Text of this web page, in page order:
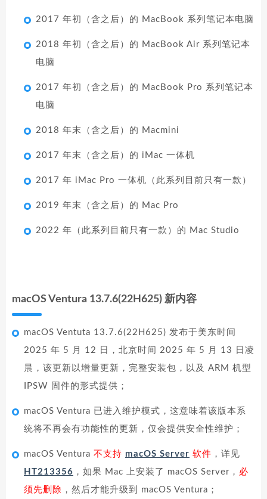
2017 年初（含之后）的 MacBook 系列笔记本电脑
2018 年初（含之后）的 MacBook Air 系列笔记本
电脑
2017 年初（含之后）的 MacBook Pro 系列笔记本
电脑
2018 年末（含之后）的 Macmini
2017 年末（含之后）的 iMac 一体机
2017 年 iMac Pro 一体机（此系列目前只有一款）
2019 年末（含之后）的 Mac Pro
2022 年（此系列目前只有一款）的 Mac Studio
macOS Ventura 13.7.6(22H625) 新内容
macOS Ventuta 13.7.6(22H625) 发布于美东时间
2025 年 5 月 12 日，北京时间 2025 年 5 月 13 日凌
晨，该更新以增量更新，完整安装包，以及 ARM 机型
IPSW 固件的形式提供；
macOS Ventura 已进入维护模式，这意味着该版本系
统将不再会有功能性的更新，仅会提供安全性维护；
macOS Ventura 不支持 macOS Server 软件 ，详见
HT213356 ，如果 Mac 上安装了 macOS Server， 必
须先删除 ，然后才能升级到 macOS Ventura；